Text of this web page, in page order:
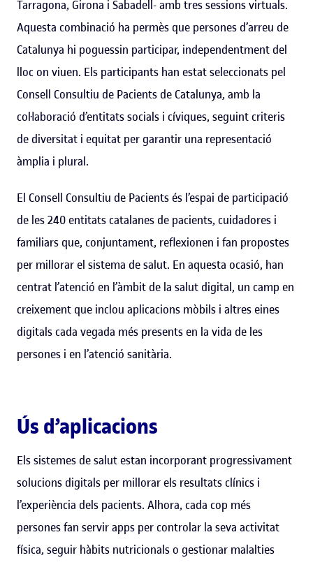
Tarragona, Girona i Sabadell- amb tres sessions virtuals.
Aquesta combinació ha permès que persones d’arreu de
Catalunya hi poguessin participar, independentment del
lloc on viuen. Els participants han estat seleccionats pel
Consell Consultiu de Pacients de Catalunya, amb la
col·laboració d’entitats socials i cíviques, seguint criteris
de diversitat i equitat per garantir una representació
àmplia i plural.
El Consell Consultiu de Pacients és l’espai de participació
de les 240 entitats catalanes de pacients, cuidadores i
familiars que, conjuntament, reflexionen i fan propostes
per millorar el sistema de salut. En aquesta ocasió, han
centrat l’atenció en l’àmbit de la salut digital, un camp en
creixement que inclou aplicacions mòbils i altres eines
digitals cada vegada més presents en la vida de les
persones i en l’atenció sanitària.
Ús d’aplicacions
Els sistemes de salut estan incorporant progressivament
solucions digitals per millorar els resultats clínics i
l’experiència dels pacients. Alhora, cada cop més
persones fan servir apps per controlar la seva activitat
física, seguir hàbits nutricionals o gestionar malalties